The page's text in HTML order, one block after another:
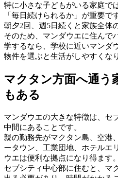
特に小さな子どもがいる家庭で
「毎日続けられるか」が重要で
朝夕2回、週5日続くと家族全体
そのため、マンダウエに住んで
学するなら、学校に近いマンダ
物件を選ぶと生活がしやすくな
マクタン方面へ通う
もある
マンダウエの大きな特徴は、セ
中間にあることです。
親の勤務先がマクタン島、空港
ータウン、工業団地、ホテルエ
ウエは便利な拠点になり得ます。
セブシティ中心部に住むと、マ